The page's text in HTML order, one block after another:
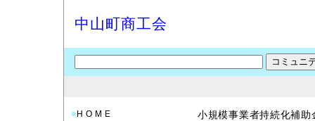
中山町商工会
■ H O M E 小規模事業者持続化補